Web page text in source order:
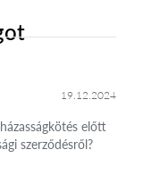
19.12.2024
előtt
szerződésről?